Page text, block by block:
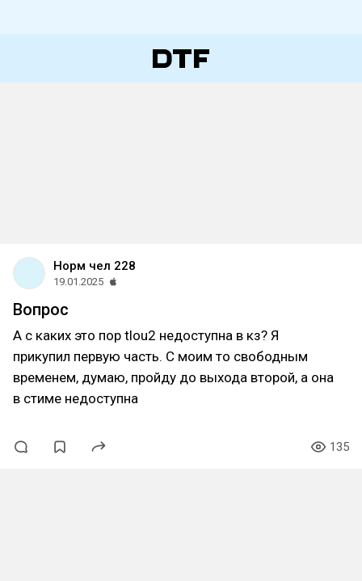
Норм чел 228
19.01.2025
Вопрос
А с каких это пор tlou2 недоступна в кз? Я
прикупил первую часть. С моим то свободным
временем, думаю, пройду до выхода второй, а она
в стиме недоступна
135